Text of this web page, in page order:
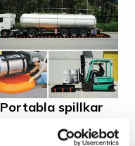
Portabla spillkar